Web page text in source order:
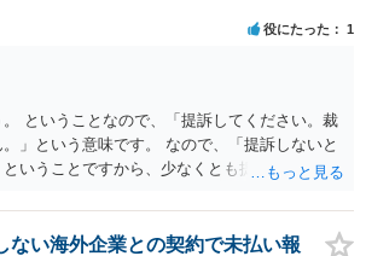
はありませんし、堂々と請求を断っていいの
また、労働者に一般的な競業避止義務を課す
であれば、原則２週間前に一方的に退職を通
便に退職するのは難しいと思いますので、あ
と思います。 なるべく穏便に退職しようと思
が見つかる相当な期間を考慮したほうが良い
す。 独占禁止法の「優越的地位の濫用」は、
商習慣に照らして不当（公正な競争を阻害す
用になり得る行為類型（本件では減額）の要
る必要があります。 相手方から契約書案が送
で、個別に弁護士に相談し、契約交渉の依頼を
す。
役にたった 1
ということなので、「提訴してください。裁
」という意味です。 なので、「提訴しないと
いうことですから、少なくとも提訴による勝
ない海外企業との契約で未払い報